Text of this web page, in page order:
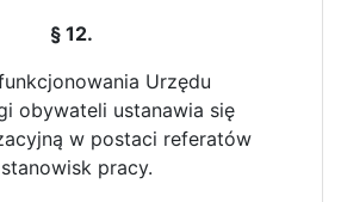
§ 12.
Urzędu
obywateli ustanawia się
w postaci referatów
pracy.